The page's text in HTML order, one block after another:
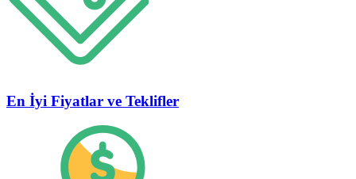
En İyi Fiyatlar ve Teklifler